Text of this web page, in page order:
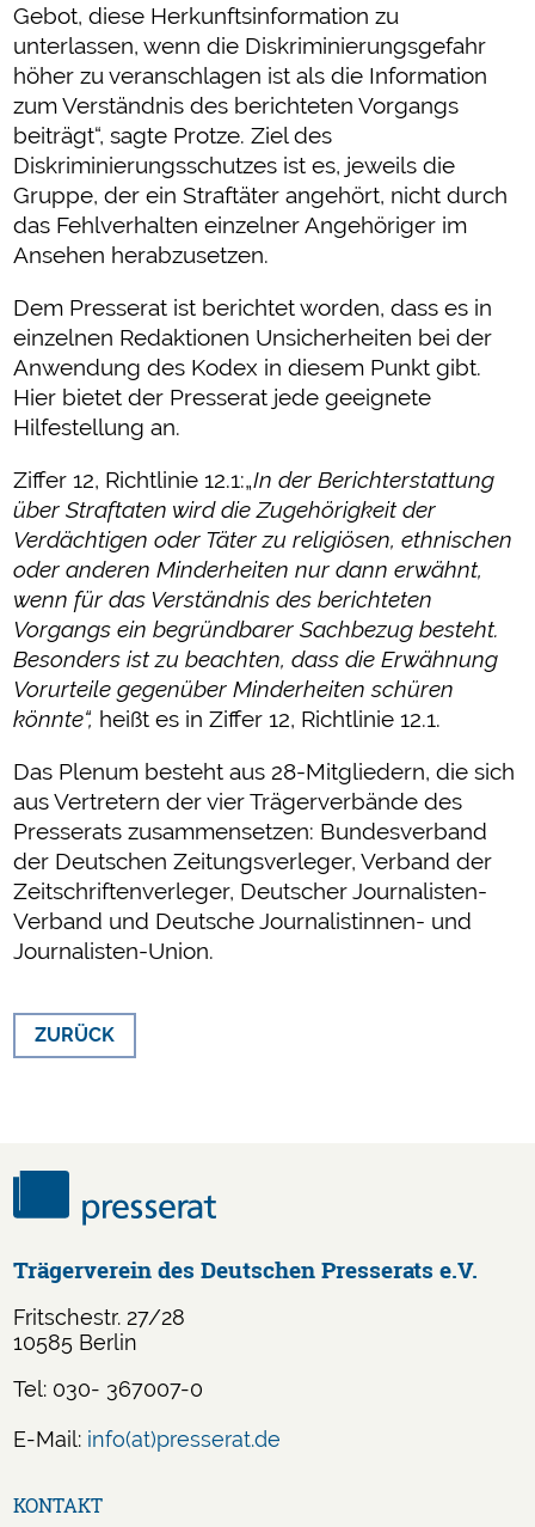
Gebot, diese Herkunftsinformation zu
unterlassen, wenn die Diskriminierungsgefahr
höher zu veranschlagen ist als die Information
zum Verständnis des berichteten Vorgangs
beiträgt“, sagte Protze. Ziel des
Diskriminierungsschutzes ist es, jeweils die
Gruppe, der ein Straftäter angehört, nicht durch
das Fehlverhalten einzelner Angehöriger im
Ansehen herabzusetzen.
Dem Presserat ist berichtet worden, dass es in
einzelnen Redaktionen Unsicherheiten bei der
Anwendung des Kodex in diesem Punkt gibt.
Hier bietet der Presserat jede geeignete
Hilfestellung an.
Ziffer 12, Richtlinie 12.1:„In der Berichterstattung
über Straftaten wird die Zugehörigkeit der
Verdächtigen oder Täter zu religiösen, ethnischen
oder anderen Minderheiten nur dann erwähnt,
wenn für das Verständnis des berichteten
Vorgangs ein begründbarer Sachbezug besteht.
Besonders ist zu beachten, dass die Erwähnung
Vorurteile gegenüber Minderheiten schüren
könnte“, heißt es in Ziffer 12, Richtlinie 12.1.
Das Plenum besteht aus 28-Mitgliedern, die sich
aus Vertretern der vier Trägerverbände des
Presserats zusammensetzen: Bundesverband
der Deutschen Zeitungsverleger, Verband der
Zeitschriftenverleger, Deutscher Journalisten-
Verband und Deutsche Journalistinnen- und
Journalisten-Union.
ZURÜCK
Trägerverein des Deutschen Presserats e.V.
Fritschestr. 27/28
10585 Berlin
Tel: 030- 367007-0
E-Mail: info(at)presserat.de
überspringen
KONTAKT